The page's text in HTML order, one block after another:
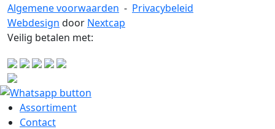
Algemene voorwaarden - Privacybeleid
Webdesign door Nextcap
Veilig betalen met:
Assortiment
Contact